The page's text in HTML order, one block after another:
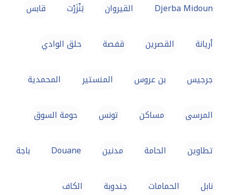
Djerba Midoun القيروان بَنْزَرْت‎ قابس
أريانة القصرين قفصة حلق الوادي
جرجيس بن عروس المنستير المحمدية
المرسى مساكن تونس‎ حومة السوق
تطاوين الحامة مدنين Douane باجة
نابل الحمامات جندوبة الكاف